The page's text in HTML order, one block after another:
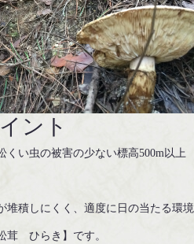
ント
い虫の被害の少ない標高500m以上
堆積しにくく、適度に日の当たる環境
茸 ひらき】です。